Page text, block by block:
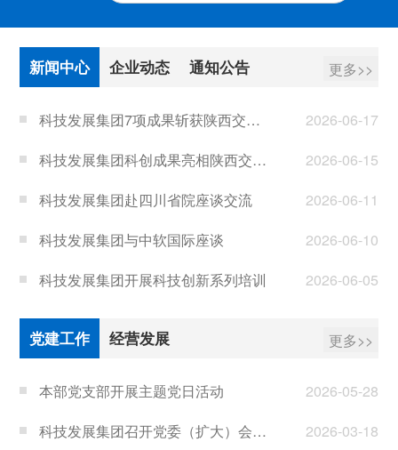
新闻中心 企业动态 通知公告 更多>>
科技发展集团7项成果斩获陕西交控首届微创新大赛大奖
2026-06-17
科技发展集团科创成果亮相陕西交控集团新产业推进大会
2026-06-15
科技发展集团赴四川省院座谈交流
2026-06-11
科技发展集团与中软国际座谈
2026-06-10
科技发展集团开展科技创新系列培训
2026-06-05
党建工作
经营发展 更多>>
本部党支部开展主题党日活动
2026-05-28
科技发展集团召开党委（扩大）会议传达学习全国两会精神
2026-03-18